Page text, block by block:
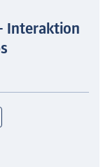
Interaktion